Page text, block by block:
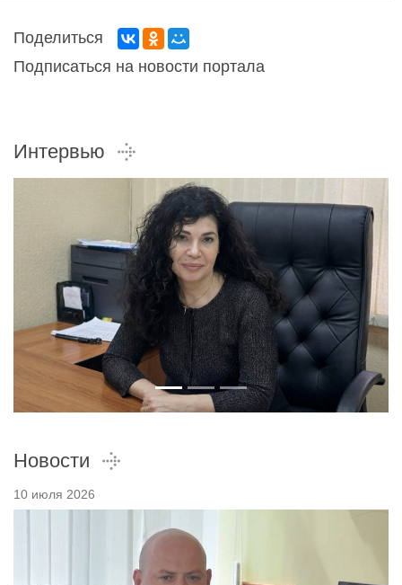
Поделиться
Подписаться на новости портала
Интервью
Новости
10 июля 2026